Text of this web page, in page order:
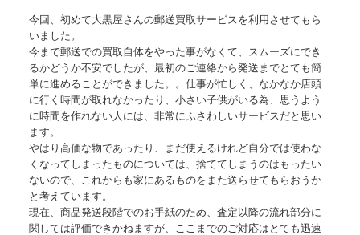
今回、初めて大黒屋さんの郵送買取サービスを利用させてもら
いました。
今まで郵送での買取自体をやった事がなくて、スムーズにでき
るかどうか不安でしたが、最初のご連絡から発送までとても簡
単に進めることができました。。仕事が忙しく、なかなか店頭
に行く時間が取れなかったり、小さい子供がいる為、思うよう
に時間を作れない人には、非常にふさわしいサービスだと思い
ます。
やはり高価な物であったり、まだ使えるけれど自分では使わな
くなってしまったものについては、捨ててしまうのはもったい
ないので、これからも家にあるものをまた送らせてもらおうか
と考えています。
現在、商品発送段階でのお手紙のため、査定以降の流れ部分に
関しては評価できかねますが、ここまでのご対応はとても迅速